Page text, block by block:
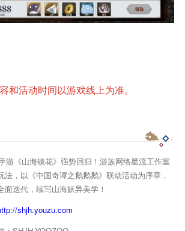
和活动时间以游戏线上为准。
游《山海镜花》强势回归！游族网络星流工作室
法，以《中国奇谭之鹅鹅鹅》联动活动为序章，
迭代，续写山海妖异美学！
shjh.youzu.com